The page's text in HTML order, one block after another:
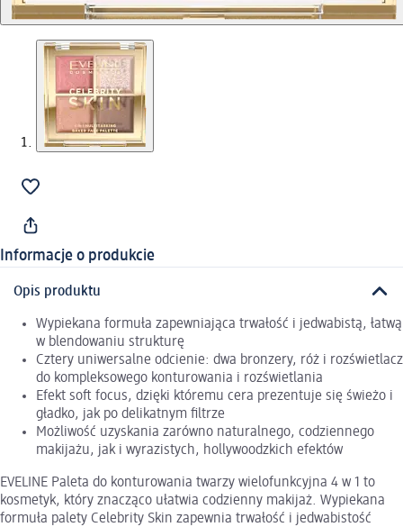
Informacje o produkcie
Opis produktu
Wypiekana formuła zapewniająca trwałość i jedwabistą, łatwą
w blendowaniu strukturę
Cztery uniwersalne odcienie: dwa bronzery, róż i rozświetlacz
do kompleksowego konturowania i rozświetlania
Efekt soft focus, dzięki któremu cera prezentuje się świeżo i
gładko, jak po delikatnym filtrze
Możliwość uzyskania zarówno naturalnego, codziennego
makijażu, jak i wyrazistych, hollywoodzkich efektów
EVELINE Paleta do konturowania twarzy wielofunkcyjna 4 w 1 to
kosmetyk, który znacząco ułatwia codzienny makijaż. Wypiekana
formuła palety Celebrity Skin zapewnia trwałość i jedwabistość